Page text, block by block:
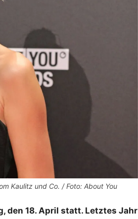
Kaulitz und Co. / Foto: About You
den 18. April statt. Letztes Jahr